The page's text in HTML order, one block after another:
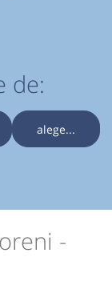
de:
alege...
-